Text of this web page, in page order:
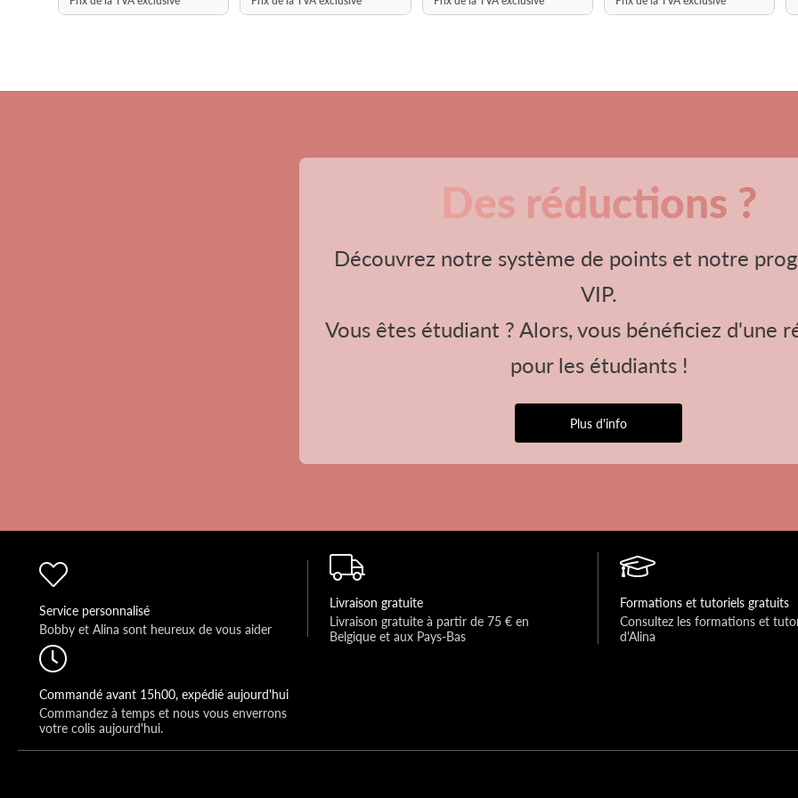
Des réductions ?
Découvrez notre système de points et notre
VIP.
Vous êtes étudiant ? Alors, vous bénéficiez d'une
pour les étudiants !
Plus d'info
Service personnalisé
Bobby et Alina sont heureux de vous aider
Livraison gratuite
Livraison gratuite à partir de 75 € en
Belgique et aux Pays-Bas
Formations et tutoriels gratuits
Consultez les formations et
d'Alina
Commandé avant 15h00, expédié aujourd'hui
Commandez à temps et nous vous enverrons
votre colis aujourd'hui.